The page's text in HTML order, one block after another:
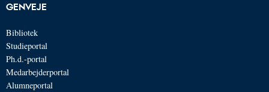
GENVEJE
Bibliotek
Studieportal
Ph.d.-portal
Medarbejderportal
Alumneportal